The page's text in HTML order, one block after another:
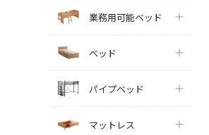
業務用可能ベッド
ベッド
パイプベッド
マットレス